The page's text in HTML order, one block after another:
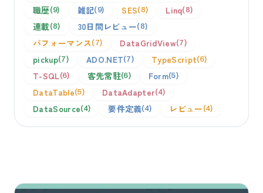
職歴 9 雑記 9 SES 8 Linq 8
連載 8 30日間レビュー 8
パフォーマンス 7 DataGridView 7
pickup 7 ADO.NET 7 TypeScript 6
T-SQL 6 客先常駐 6 Form 5
DataTable 5 DataAdapter 4
DataSource 4 要件定義 4 レビュー 4